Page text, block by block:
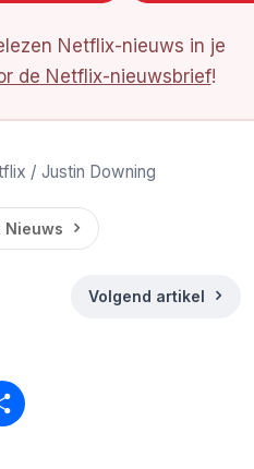
Netflix-nieuws in je
de Netflix-nieuwsbrief!
/ Justin Downing
Nieuws
Volgend artikel